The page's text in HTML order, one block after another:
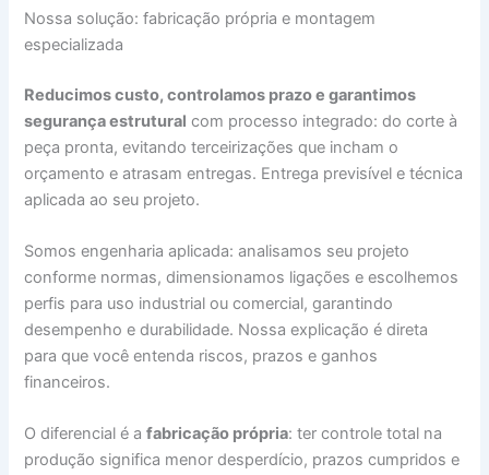
Nossa solução: fabricação própria e montagem
especializada
Reducimos custo, controlamos prazo e garantimos
segurança estrutural com processo integrado: do corte à
peça pronta, evitando terceirizações que incham o
orçamento e atrasam entregas. Entrega previsível e técnica
aplicada ao seu projeto.
Somos engenharia aplicada: analisamos seu projeto
conforme normas, dimensionamos ligações e escolhemos
perfis para uso industrial ou comercial, garantindo
desempenho e durabilidade. Nossa explicação é direta
para que você entenda riscos, prazos e ganhos
financeiros.
O diferencial é afabricação própria: ter controle total na
produção significa menor desperdício, prazos cumpridos e